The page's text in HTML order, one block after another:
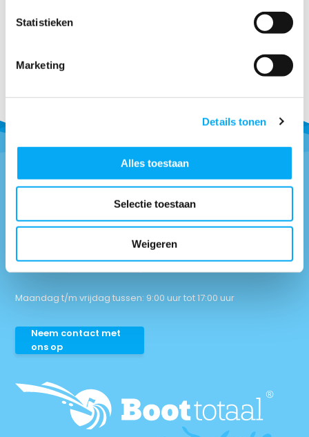
Statistieken
Marketing
Details tonen
Alles toestaan
Selectie toestaan
Weigeren
Vragen of advies nodig?
* Bel naar
info@boottotaal.nl
Maandag t/m vrijdag tussen: 9:00 uur tot 17:00 uur
Neem contact met
ons op